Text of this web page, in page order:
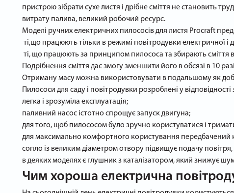
пристрою зібрати сухе листя і дрібне сміття не становить
витрату палива, великий робочий ресурс.
Моделі ручних електричних пилососів для листя Procraft
ті,що працюють тільки в режимі повітродувки електричної
ті, що працюють за принципом пилососа та збирають сміття
Подрібнення сміття дає змогу зменшити його в обсязі в 10
Отриману масу можна використовувати в подальшому як
Пилососи для саду і повітродувки розроблені у
легка і зрозуміла експлуатація;
паливний насос істотно спрощує запуск двигуна;
для того, щоб пилососом було зручно користуватися і
для максимально комфортного користування передбачений
сопло із великим діаметром отвору підвищує подачу
в деяких моделях є глушник з каталізатором, який знижує шум
Чим хороша електрична